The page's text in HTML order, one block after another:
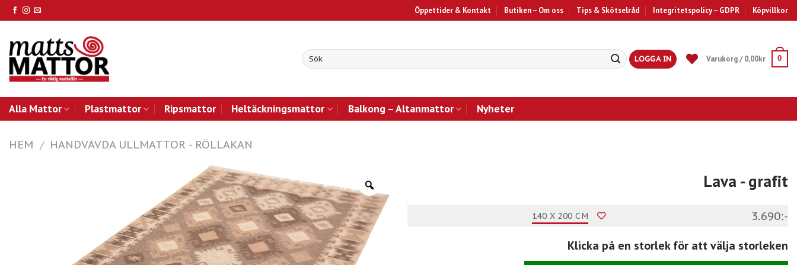
Skip
to
Öppettider & Kontakt Butiken – Om oss Tips & Skötselråd Integritetspolicy – GDPR Köpvillkor
LOGGA IN Varukorg /0,00kr 0
Alla Mattor Plastmattor Ripsmattor Heltäckningsmattor Balkong – Altanmattor Nyheter
HEM / HANDVÄVDA ULLMATTOR - RÖLLAKAN
Lava - grafit
140 X 200 CM 3.690:-
Klicka på en storlek för att välja storleken